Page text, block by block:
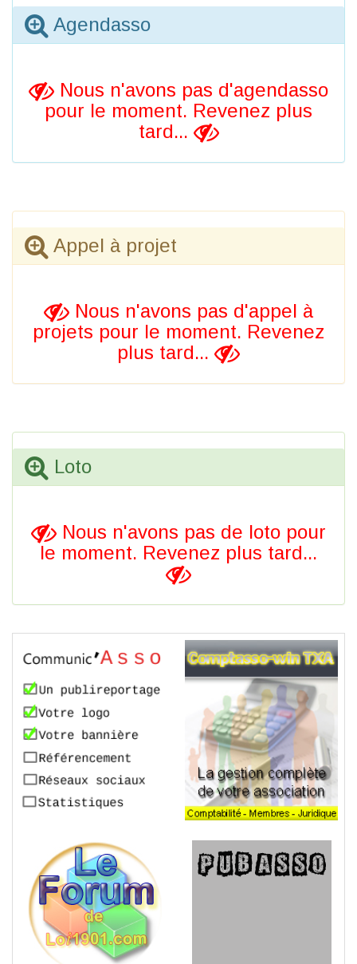
Agendasso
Nous n'avons pas d'agendasso
pour le moment. Revenez plus
tard...
Appel à projet
Nous n'avons pas d'appel à
projets pour le moment. Revenez
plus tard...
Loto
Nous n'avons pas de loto pour
le moment. Revenez plus tard...